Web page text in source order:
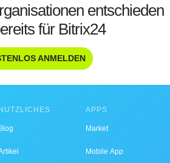
entschieden
für Bitrix24
ANMELDEN
APPS
Market
Mobile App